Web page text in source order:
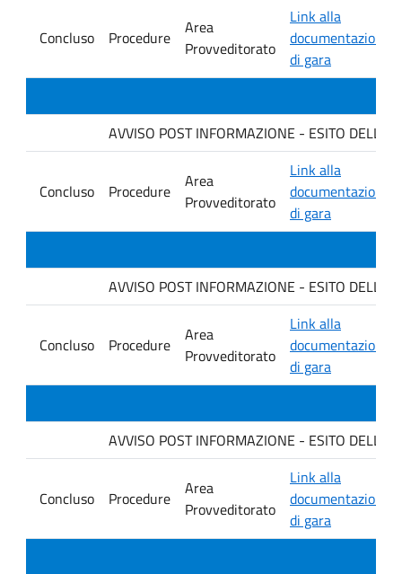
Concluso Procedure
Area
Provveditorato
Link alla
documentazione
di gara
AVVISO POST INFORMAZIONE - ESITO DELLA
Concluso Procedure
Area
Provveditorato
Link alla
documentazione
di gara
AVVISO POST INFORMAZIONE - ESITO DELLA
Concluso Procedure
Area
Provveditorato
Link alla
documentazione
di gara
AVVISO POST INFORMAZIONE - ESITO DELLA
Concluso Procedure
Area
Provveditorato
Link alla
documentazione
di gara